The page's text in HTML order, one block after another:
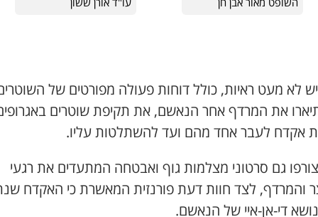
לא מעט ראיות, כולל דוחות פעולה מפורטים של
את המרדף אחר הנאשם, את תקיפת שוטרים
אקדח לעבר אחד מהם ועד להשתלטות עליו.
גם סרטוני מצלמות גוף ואבטחה המתעדים את רגעי
והמרדף, לצד חוות דעת פורנזית המאשרת כי האקדח
די-אן-איי של הנאשם.